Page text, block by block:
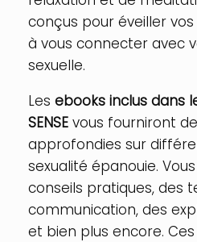
conçus pour éveiller
à vous connecter avec
sexuelle.
Les ebooks inclus dans
SENSE vous fourniront
approfondies sur
sexualité épanouie.
conseils pratiques, des
communication, des
et bien plus encore.